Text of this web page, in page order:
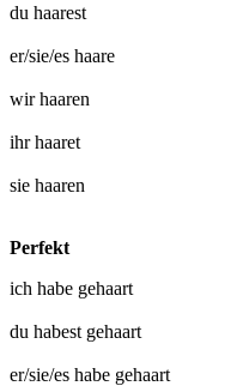
du haarest
er/sie/es haare
wirhaaren
ihrhaaret
sie haaren
Perfekt
ich habe gehaart
du habest gehaart
er/sie/es habe gehaart